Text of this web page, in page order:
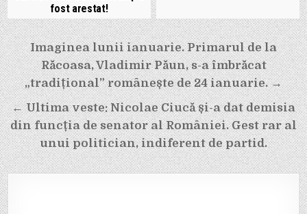
fost arestat!
Navigare
în
articole
Imaginea lunii ianuarie. Primarul de la
Răcoasa, Vladimir Păun, s-a îmbrăcat
„tradițional” românește de 24 ianuarie. →
← Ultima veste: Nicolae Ciucă și-a dat demisia
din funcția de senator al României. Gest rar al
unui politician, indiferent de partid.